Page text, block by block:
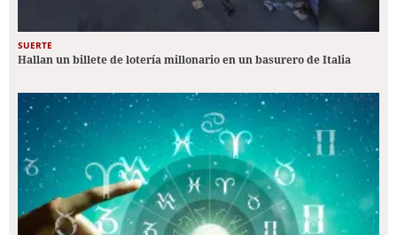
SUERTE
Hallan un billete de lotería millonario en un basurero de Italia